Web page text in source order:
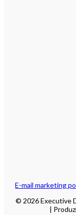
E-mail marketing
© 2026 Executive
|